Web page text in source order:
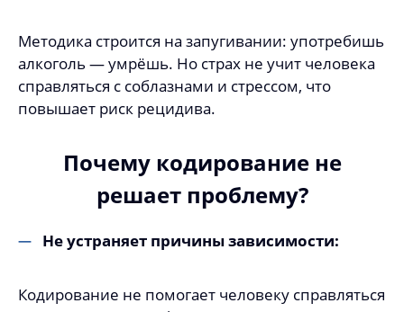
Методика строится на запугивании: употребишь
алкоголь — умрёшь. Но страх не учит человека
справляться с соблазнами и стрессом, что
повышает риск рецидива.
Почему кодирование не
решает проблему?
Не устраняет причины зависимости:
Кодирование не помогает человеку справляться